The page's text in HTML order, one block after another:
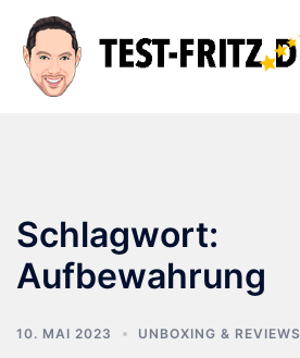
Inhalt
springen
Schlagwort:
Aufbewahrung
10. MAI 2023 UNBOXING & REVIEWS